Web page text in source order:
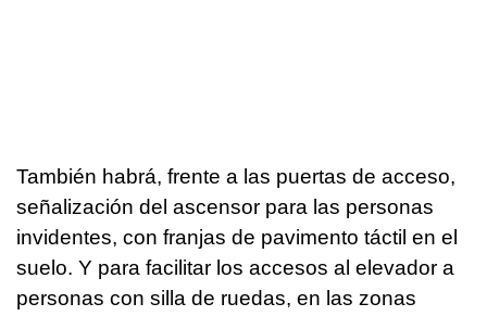
También habrá, frente a las puertas de acceso,
señalización del ascensor para las personas
invidentes, con franjas de pavimento táctil en el
suelo. Y para facilitar los accesos al elevador a
personas con silla de ruedas, en las zonas